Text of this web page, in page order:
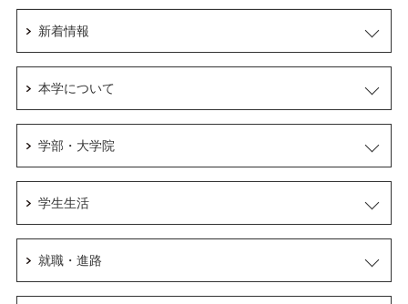
新着情報
本学について
学部・大学院
学生生活
就職・進路